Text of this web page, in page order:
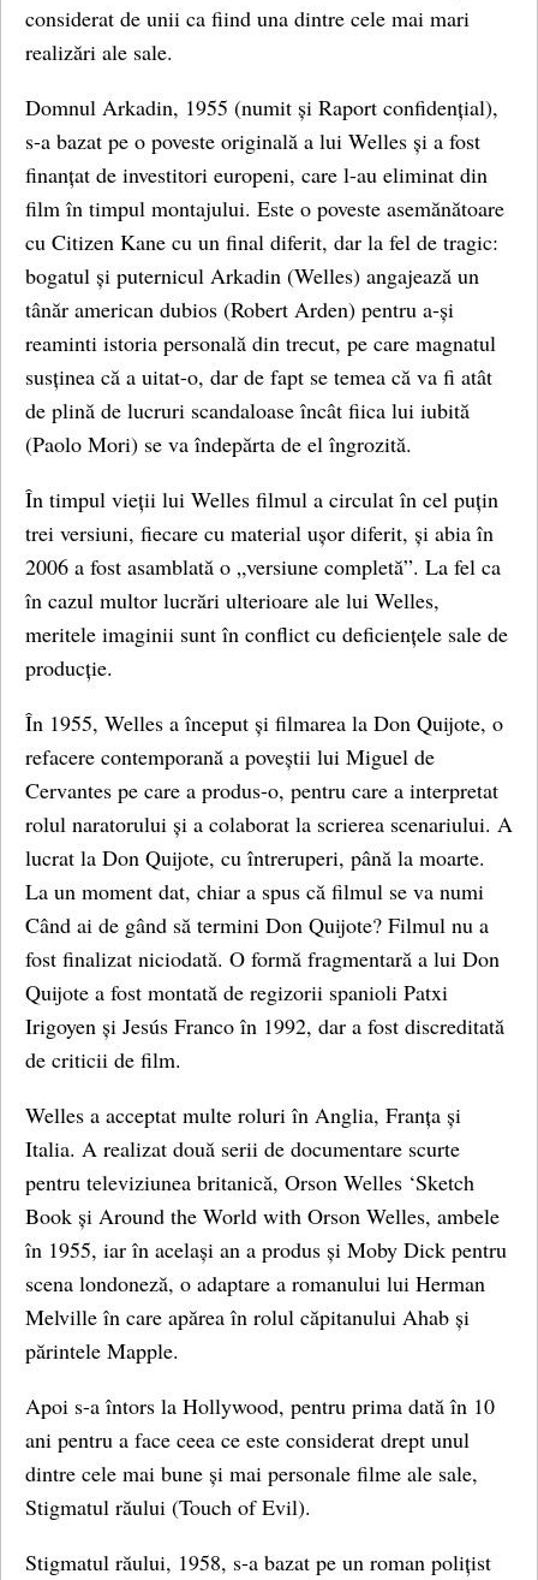
considerat de unii ca fiind una dintre cele mai mari
realizări ale sale.
Domnul Arkadin, 1955 (numit și Raport confidențial),
s-a bazat pe o poveste originală a lui Welles și a fost
finanțat de investitori europeni, care l-au eliminat din
film în timpul montajului. Este o poveste asemănătoare
cu Citizen Kane cu un final diferit, dar la fel de tragic:
bogatul și puternicul Arkadin (Welles) angajează un
tânăr american dubios (Robert Arden) pentru a-și
reaminti istoria personală din trecut, pe care magnatul
susținea că a uitat-o, dar de fapt se temea că va fi atât
de plină de lucruri scandaloase încât fiica lui iubită
(Paolo Mori) se va îndepărta de el îngrozită.
În timpul vieții lui Welles filmul a circulat în cel puțin
trei versiuni, fiecare cu material ușor diferit, și abia în
2006 a fost asamblată o „versiune completă”. La fel ca
în cazul multor lucrări ulterioare ale lui Welles,
meritele imaginii sunt în conflict cu deficiențele sale de
producție.
În 1955, Welles a început și filmarea la Don Quijote, o
refacere contemporană a poveștii lui Miguel de
Cervantes pe care a produs-o, pentru care a interpretat
rolul naratorului și a colaborat la scrierea scenariului. A
lucrat la Don Quijote, cu întreruperi, până la moarte.
La un moment dat, chiar a spus că filmul se va numi
Când ai de gând să termini Don Quijote? Filmul nu a
fost finalizat niciodată. O formă fragmentară a lui Don
Quijote a fost montată de regizorii spanioli Patxi
Irigoyen și Jesús Franco în 1992, dar a fost discreditată
de criticii de film.
Welles a acceptat multe roluri în Anglia, Franța și
Italia. A realizat două serii de documentare scurte
pentru televiziunea britanică, Orson Welles ‘Sketch
Book și Around the World with Orson Welles, ambele
în 1955, iar în același an a produs și Moby Dick pentru
scena londoneză, o adaptare a romanului lui Herman
Melville în care apărea în rolul căpitanului Ahab și
părintele Mapple.
Apoi s-a întors la Hollywood, pentru prima dată în 10
ani pentru a face ceea ce este considerat drept unul
dintre cele mai bune și mai personale filme ale sale,
Stigmatul răului (Touch of Evil).
Stigmatul răului, 1958, s-a bazat pe un roman polițist